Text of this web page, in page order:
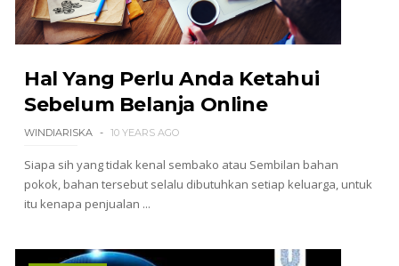
Hal Yang Perlu Anda Ketahui
Sebelum Belanja Online
WINDIARISKA 10 YEARS AGO
Siapa sih yang tidak kenal sembako atau Sembilan bahan
pokok, bahan tersebut selalu dibutuhkan setiap keluarga, untuk
itu kenapa penjualan ...